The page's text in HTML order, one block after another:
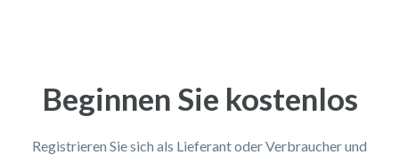
Beginnen Sie kostenlos
Registrieren Sie sich als Lieferant oder Verbraucher und